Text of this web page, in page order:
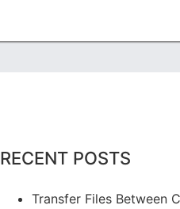
RECENT POSTS
Transfer Files Between